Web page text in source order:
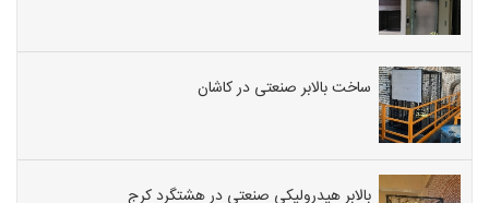
ساخت بالابر صنعتی در کاشان
بالابر هیدرولیکی صنعتی در هشتگرد کرج